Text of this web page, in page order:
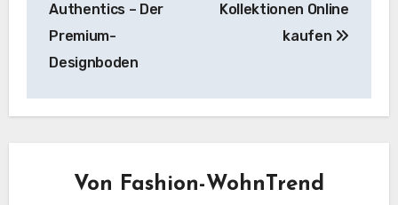
Authentics – Der
Premium-
Designboden
Kollektionen Online
kaufen
Von Fashion-WohnTrend